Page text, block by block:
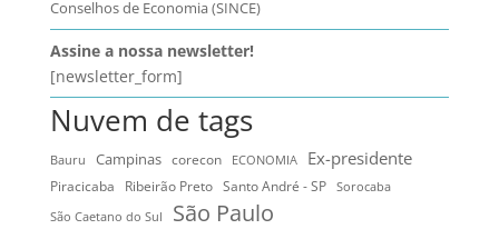
Conselhos de Economia (SINCE)
Assine a nossa newsletter!
[newsletter_form]
Nuvem de tags
Bauru Campinas corecon ECONOMIA Ex-presidente
Piracicaba Ribeirão Preto Santo André - SP
Sorocaba
São Caetano do Sul
São Paulo